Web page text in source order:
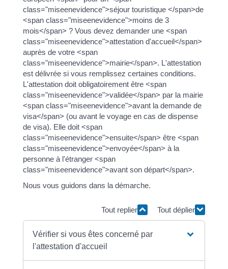
class="miseenevidence">séjour touristique </span>de
<span class="miseenevidence">moins de 3
mois</span> ? Vous devez demander une <span
class="miseenevidence">attestation d'accueil</span>
auprès de votre <span
class="miseenevidence">mairie</span>. L'attestation
est délivrée si vous remplissez certaines conditions.
L'attestation doit obligatoirement être <span
class="miseenevidence">validée</span> par la mairie
<span class="miseenevidence">avant la demande de
visa</span> (ou avant le voyage en cas de dispense
de visa). Elle doit <span
class="miseenevidence">ensuite</span> être <span
class="miseenevidence">envoyée</span> à la
personne à l'étranger <span
class="miseenevidence">avant son départ</span>.
Nous vous guidons dans la démarche.
Tout replier Tout déplier
Vérifier si vous êtes concerné par
l'attestation d'accueil